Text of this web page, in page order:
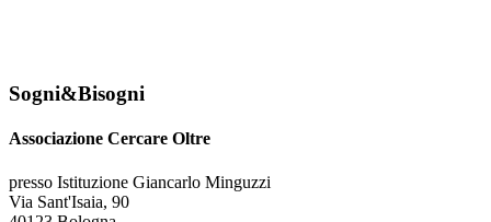
Sogni&Bisogni
Associazione Cercare Oltre
presso Istituzione Giancarlo Minguzzi
Via Sant'Isaia, 90